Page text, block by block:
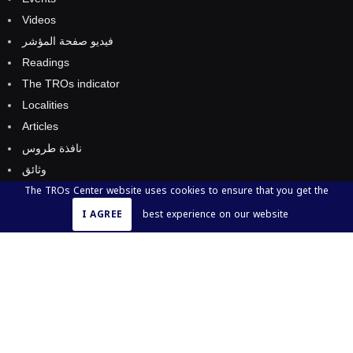
Videos
فيديو صفحة المؤشر
Readings
The TROs indicator
Localities
Articles
نافذة طروس
وثائق
وثائق إسلامية
وثائق بريطانية
وثائق عربية
The TROs Center website uses cookies to ensure that you get the
best experience on our website
I AGREE